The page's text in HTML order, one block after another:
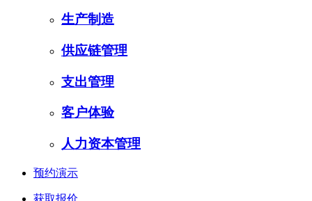
生产制造
供应链管理
支出管理
客户体验
人力资本管理
预约演示
获取报价